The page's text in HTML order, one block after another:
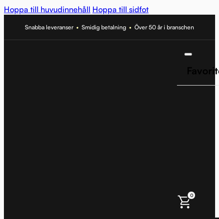
Hoppa till huvudinnehåll Hoppa till sidfot
Snabba leveranser • Smidig betalning • Över 50 år i branschen
0